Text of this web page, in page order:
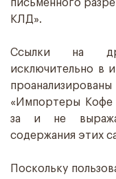
письменного
КЛД».
Ссылки на
исключительно в
«Импортеры Кофе
за и не
содержания этих
Поскольку